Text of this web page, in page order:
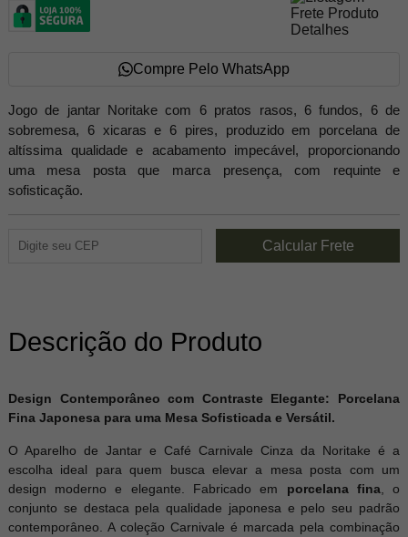
Compre Pelo WhatsApp
Jogo de jantar Noritake com 6 pratos rasos, 6 fundos, 6 de
sobremesa, 6 xicaras e 6 pires, produzido em porcelana de
altíssima qualidade e acabamento impecável, proporcionando
uma mesa posta que marca presença, com requinte e
sofisticação.
Descrição do Produto
Design Contemporâneo com Contraste Elegante: Porcelana
Fina Japonesa para uma Mesa Sofisticada e Versátil.
O Aparelho de Jantar e Café Carnivale Cinza da Noritake é a
escolha ideal para quem busca elevar a mesa posta com um
design moderno e elegante. Fabricado em porcelana fina, o
conjunto se destaca pela qualidade japonesa e pelo seu padrão
contemporâneo. A coleção Carnivale é marcada pela combinação